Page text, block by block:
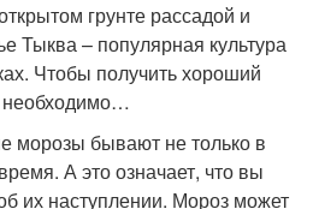
грунте рассадой и
Тыква – популярная культура
Чтобы получить хороший
морозы бывают не только в
А это означает, что вы
их наступлении. Мороз может